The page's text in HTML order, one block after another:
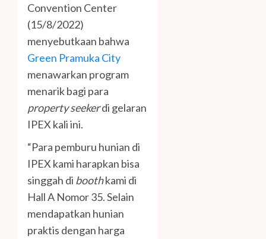
Convention Center
(15/8/2022)
menyebutkaan bahwa
Green Pramuka City
menawarkan program
menarik bagi para
property seekerdi gelaran
IPEX kali ini.
“Para pemburu hunian di
IPEX kami harapkan bisa
singgah di boothkami di
Hall A Nomor 35. Selain
mendapatkan hunian
praktis dengan harga